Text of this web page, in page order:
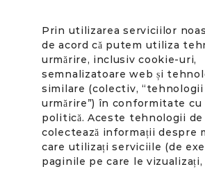
Prin utilizarea serviciilor
de acord că putem utiliza
urmărire, inclusiv cookie-uri,
semnalizatoare web și
similare (colectiv, “tehnologii
urmărire”) în conformitate cu
politică. Aceste tehnologii de
colectează informații despre
care utilizați serviciile (de
paginile pe care le